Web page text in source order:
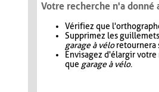
Votre recherche n'a donné
Vérifiez que
Supprimez les
garage à véloretournera
Envisagez d'élargir
que garage à vélo.